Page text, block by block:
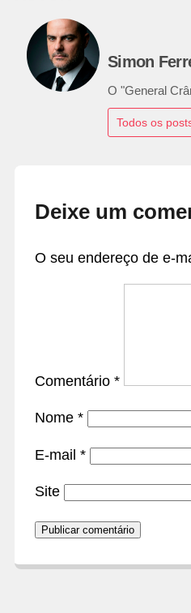
Simon
O "General
Todos os
Deixe um
O seu endereço de e-
Comentário *
Nome *
E-mail *
Site